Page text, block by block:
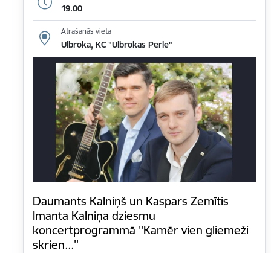
19.00
Atrašanās vieta
Ulbroka, KC "Ulbrokas Pērle"
Daumants Kalniņš un Kaspars Zemītis
Imanta Kalniņa dziesmu
koncertprogrammā ''Kamēr vien gliemeži
skrien...''